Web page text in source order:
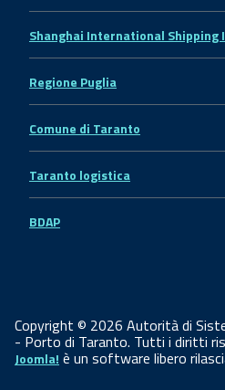
Shanghai International
Regione Puglia
Comune di Taranto
Taranto logistica
BDAP
Copyright © 2026 Autorità di
- Porto di Taranto. Tutti i diritti
Joomla! è un software libero